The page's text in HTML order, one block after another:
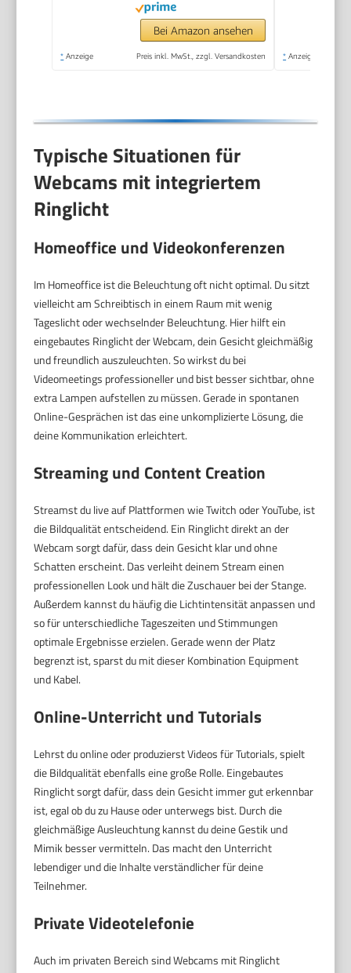
für Live-Streaming
Videoanruf Konferenz
Online-Unterricht
Bei Amazon ansehen
* Anzeige Preis inkl. MwSt., zzgl. Versandkosten * Anzeige
Typische Situationen für
Webcams mit integriertem
Ringlicht
Homeoffice und Videokonferenzen
Im Homeoffice ist die Beleuchtung oft nicht optimal. Du sitzt
vielleicht am Schreibtisch in einem Raum mit wenig
Tageslicht oder wechselnder Beleuchtung. Hier hilft ein
eingebautes Ringlicht der Webcam, dein Gesicht gleichmäßig
und freundlich auszuleuchten. So wirkst du bei
Videomeetings professioneller und bist besser sichtbar, ohne
extra Lampen aufstellen zu müssen. Gerade in spontanen
Online-Gesprächen ist das eine unkomplizierte Lösung, die
deine Kommunikation erleichtert.
Streaming und Content Creation
Streamst du live auf Plattformen wie Twitch oder YouTube, ist
die Bildqualität entscheidend. Ein Ringlicht direkt an der
Webcam sorgt dafür, dass dein Gesicht klar und ohne
Schatten erscheint. Das verleiht deinem Stream einen
professionellen Look und hält die Zuschauer bei der Stange.
Außerdem kannst du häufig die Lichtintensität anpassen und
so für unterschiedliche Tageszeiten und Stimmungen
optimale Ergebnisse erzielen. Gerade wenn der Platz
begrenzt ist, sparst du mit dieser Kombination Equipment
und Kabel.
Online-Unterricht und Tutorials
Lehrst du online oder produzierst Videos für Tutorials, spielt
die Bildqualität ebenfalls eine große Rolle. Eingebautes
Ringlicht sorgt dafür, dass dein Gesicht immer gut erkennbar
ist, egal ob du zu Hause oder unterwegs bist. Durch die
gleichmäßige Ausleuchtung kannst du deine Gestik und
Mimik besser vermitteln. Das macht den Unterricht
lebendiger und die Inhalte verständlicher für deine
Teilnehmer.
Private Videotelefonie
Auch im privaten Bereich sind Webcams mit Ringlicht